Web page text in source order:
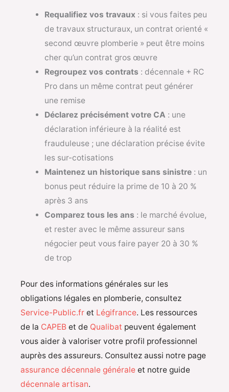
Requalifiez vos travaux: si vous faites peu
de travaux structuraux, un contrat orienté «
second œuvre plomberie » peut être moins
cher qu’un contrat gros œuvre
Regroupez vos contrats : décennale + RC
Pro dans un même contrat peut générer
une remise
Déclarez précisément votre CA : une
déclaration inférieure à la réalité est
frauduleuse ; une déclaration précise évite
les sur-cotisations
Maintenez un historique sans sinistre: un
bonus peut réduire la prime de 10 à 20 %
après 3 ans
Comparez tous les ans : le marché évolue,
et rester avec le même assureur sans
négocier peut vous faire payer 20 à 30 %
de trop
Pour des informations générales sur les
obligations légales en plomberie, consultez
Service-Public.fr et Légifrance. Les ressources
de la CAPEB et de Qualibat peuvent également
vous aider à valoriser votre profil professionnel
auprès des assureurs. Consultez aussi notre page
assurance décennale générale et notre guide
décennale artisan.